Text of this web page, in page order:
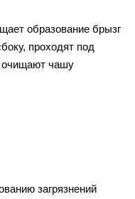
образование брызг
проходят под
очищают чашу
загрязнений